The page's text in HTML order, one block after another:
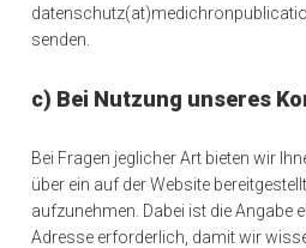
senden.
c) Bei Nutzung unseres
Bei Fragen jeglicher Art bieten wir
über ein auf der Website
aufzunehmen. Dabei ist die Angabe
Adresse erforderlich, damit wir